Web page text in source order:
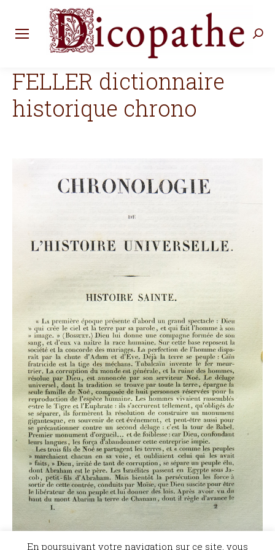
FELLER dictionnaire
historique chrono
En poursuivant votre navigation sur ce site, vous